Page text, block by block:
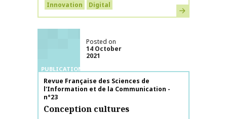
Innovation
Digital Learn more
PUBLICATIONS
Posted on
14 October
2021
Publication name
Revue Française des Sciences de
l'Information et de la Communication -
n°23
Conception cultures